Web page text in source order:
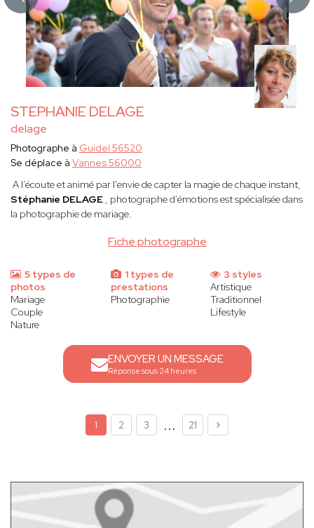
STEPHANIE DELAGE
delage
Fiche photographe
Photographe à Guidel 56520
Se déplace à Vannes 56000
A l’écoute et animé par l'envie de capter la magie de chaque instant,
Stéphanie DELAGE , photographe d’émotions est spécialisée dans
la photographie de mariage.
5 types de
photos
Mariage
Couple
Nature
1 types de
prestations
Photographie
3 styles
Artistique
Traditionnel
Lifestyle
ENVOYER UN MESSAGE
Réponse sous 24 heures
1 2 3 ... 21